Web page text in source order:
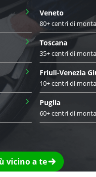
› Veneto
80+ centri di
› Toscana
35+ centri di
› Friuli-Venezia
10+ centri di
› Puglia
60+ centri di
vicino a te